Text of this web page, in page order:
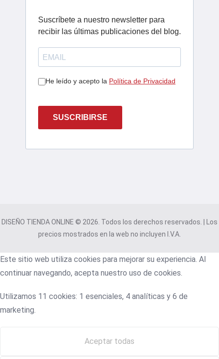
Suscríbete a nuestro newsletter para
recibir las últimas publicaciones del blog.
He leído y acepto la Política de Privacidad
SUSCRIBIRSE
DISEÑO TIENDA ONLINE © 2026. Todos los derechos reservados. | Los
precios mostrados en la web no incluyen I.V.A.
Este sitio web utiliza cookies para mejorar su experiencia. Al
continuar navegando, acepta nuestro uso de cookies.
Utilizamos 11 cookies: 1 esenciales, 4 analíticas y 6 de
marketing.
Aceptar todas